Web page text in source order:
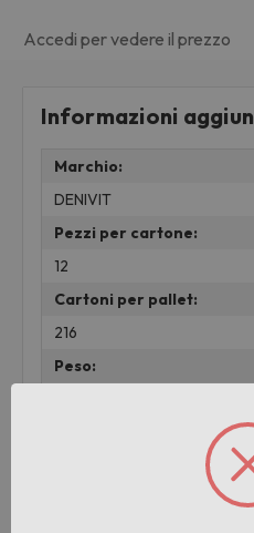
Accedi per vedere il prezzo
Informazioni
Marchio:
DENIVIT
Pezzi per cartone:
12
Cartoni per pallet:
216
Peso:
Prodotti